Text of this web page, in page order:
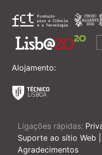
Alojamento:
Ligações rápidas:
Suporte ao sítio Web
Agradecimentos